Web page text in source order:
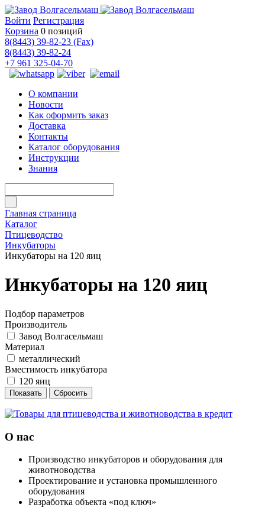
Войти Регистрация
Корзина 0 позиций
8(8443) 39-82-23 (Fax)
8(8443) 39-82-24
+7 961 325-04-70
О компании
Новости
Как оформить заказ
Доставка
Контакты
Каталог оборудования
Инструкции
Знания
Главная страница
Каталог
Птицеводство
Инкубаторы
Инкубаторы на 120 яиц
Инкубаторы на 120 яиц
Подбор параметров
Производитель
Завод Волгасельмаш
Материал
металлический
Вместимость инкубатора
120 яиц
О нас
Производство инкубаторов и оборудования для
животноводства
Проектирование и установка промышленного
оборудования
Разработка объекта «под ключ»